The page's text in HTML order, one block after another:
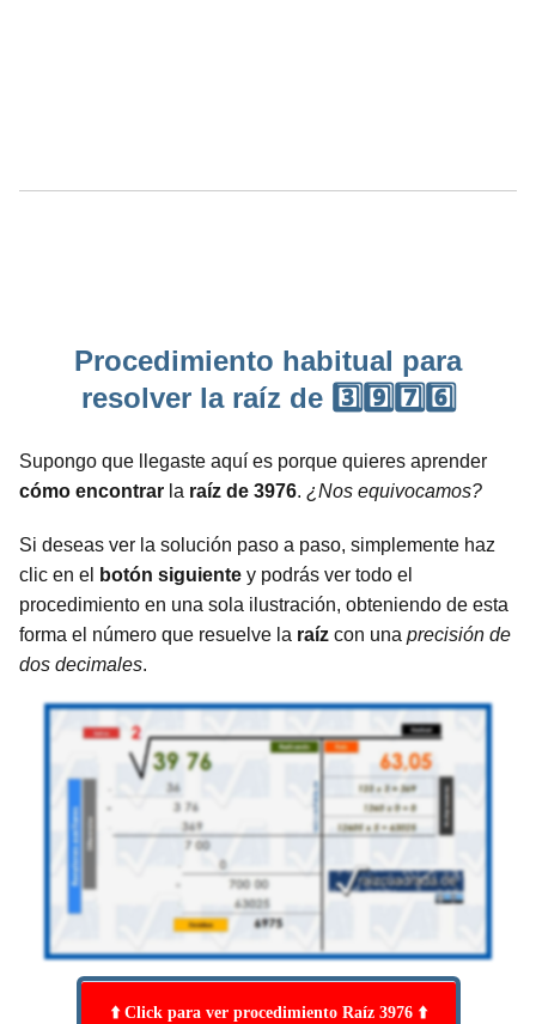
Procedimiento habitual para
resolver la raíz de 3️⃣9️⃣7️⃣6️⃣
Supongo que llegaste aquí es porque quieres aprender
cómo encontrar la raíz de 3976. ¿Nos equivocamos?
Si deseas ver la solución paso a paso, simplemente haz
clic en el
botón siguiente y podrás ver todo el
procedimiento en una sola ilustración, obteniendo de esta
forma el número que resuelve la raíz con una precisión de
dos decimales.
⬆️ Click para ver procedimiento Raíz 3976 ⬆️